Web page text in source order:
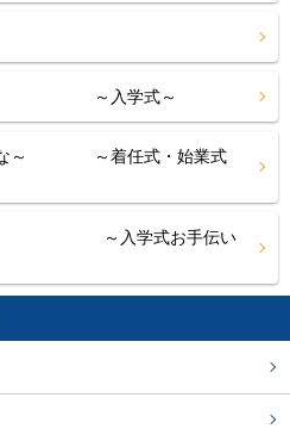
♪ ～入学式～
な～ ～着任式・始業式
～入学式お手伝い